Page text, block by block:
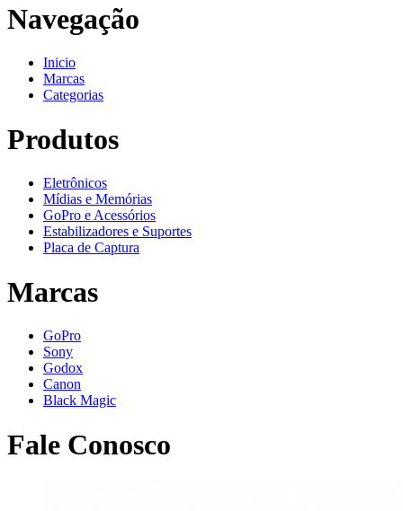
Navegação
Inicio
Marcas
Categorias
Produtos
Eletrônicos
Mídias e Memórias
GoPro e Acessórios
Estabilizadores e Suportes
Placa de Captura
Marcas
GoPro
Sony
Godox
Canon
Black Magic
Fale Conosco